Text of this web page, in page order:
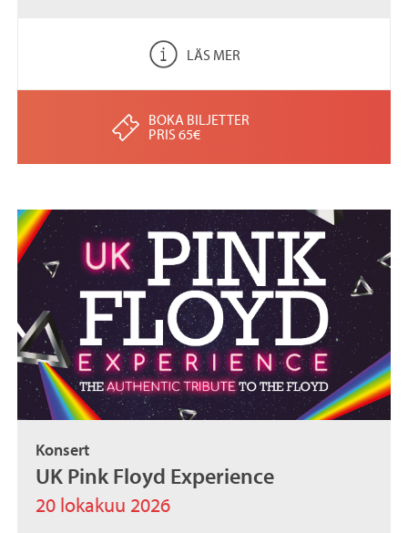
LÄS MER
BOKA BILJETTER
PRIS 65€
Konsert
UK Pink Floyd Experience
20 lokakuu 2026